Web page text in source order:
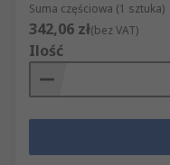
Suma częściowa (1 sztuka)
342,06 zł(bez VAT)
Ilość